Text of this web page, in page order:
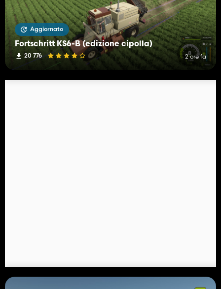
Aggiornato
Fortschritt KS6-B (edizione cipolla)
20 776 2 ore fa